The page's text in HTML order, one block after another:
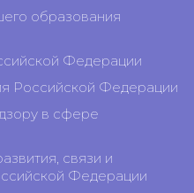
образования
Федерации
Российской Федерации
в сфере
связи и
Федерации